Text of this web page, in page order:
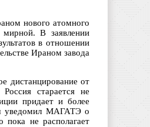
нового атомного
мирной. В заявлении
в отношении
Ираном завода
дистанцирование от
старается не
придает и более
уведомил МАГАТЭ о
пока не располагает